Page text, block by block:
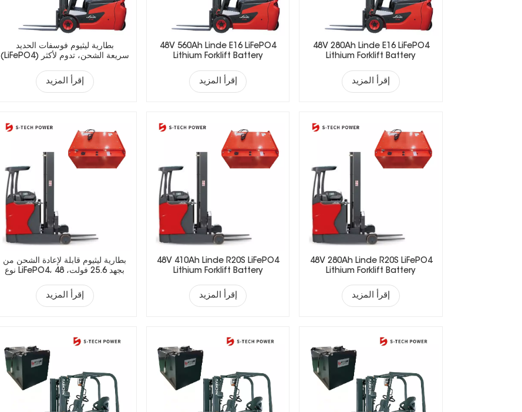
بطارية ليثيوم فوسفات الحديد
(LiFePO4) سريعة الشحن، تدوم لأكثر
إقرأ المزيد
48V 560Ah Linde E16 LiFePO4
Lithium Forklift Battery
إقرأ المزيد
48V 280Ah Linde E16 LiFePO4
Lithium Forklift Battery
إقرأ المزيد
بطارية ليثيوم قابلة لإعادة الشحن من
نوع LiFePO4، بجهد 25.6 فولت، 48
فولت، مناسبة للرافعات الشوكية
الكهربائية.
إقرأ المزيد
48V 410Ah Linde R20S LiFePO4
Lithium Forklift Battery
إقرأ المزيد
48V 280Ah Linde R20S LiFePO4
Lithium Forklift Battery
إقرأ المزيد